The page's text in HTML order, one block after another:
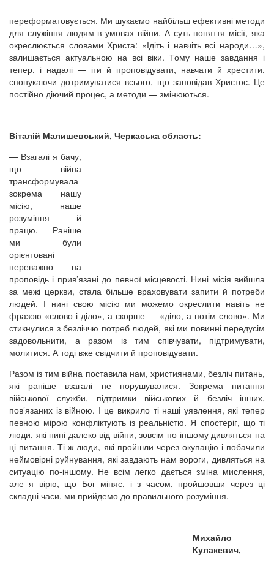
переформатовується. Ми шукаємо найбільш ефективні методи
для служіння людям в умовах війни. А суть поняття місії, яка
окреслюється словами Христа: «Ідіть і навчіть всі народи…»,
залишається актуальною на всі віки. Тому наше завдання і
тепер, і надалі — іти й проповідувати, навчати й хрестити,
спонукаючи дотримуватися всього, що заповідав Христос. Це
постійно діючий процес, а методи — змінюються.
Віталій Малишевський, Черкаська область:
— Взагалі я бачу,
що війна
трансформувала
зокрема нашу
місію, наше
розуміння й
працю. Раніше
ми були
орієнтовані
переважно на
проповідь і прив’язані до певної місцевості. Нині місія вийшла
за межі церкви, стала більше враховувати запити й потреби
людей. І нині свою місію ми можемо окреслити навіть не
фразою «слово і діло», а скорше — «діло, а потім слово». Ми
стикнулися з безліччю потреб людей, які ми повинні передусім
задовольнити, а разом із тим співчувати, підтримувати,
молитися. А тоді вже свідчити й проповідувати.
Разом із тим війна поставила нам, християнами, безліч питань,
які раніше взагалі не порушувалися. Зокрема питання
військової служби, підтримки військових й безліч інших,
пов’язаних із війною. І це викрило ті наші уявлення, які тепер
певною мірою конфліктують із реальністю. Я спостеріг, що ті
люди, які нині далеко від війни, зовсім по-іншому дивляться на
ці питання. Ті ж люди, які пройшли через окупацію і побачили
неймовірні руйнування, які завдають нам вороги, дивляться на
ситуацію по-іншому. Не всім легко дається зміна мислення,
але я вірю, що Бог міняє, і з часом, пройшовши через ці
складні часи, ми прийдемо до правильного розуміння.
Михайло
Кулакевич,